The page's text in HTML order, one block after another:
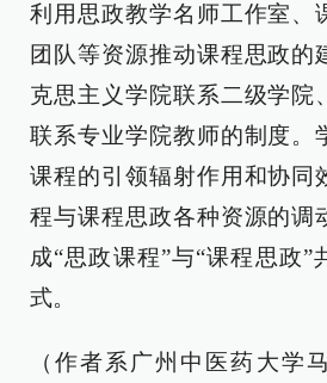
利用思政教学名师工作室、
团队等资源推动课程思政的
克思主义学院联系二级学院
联系专业学院教师的制度。
课程的引领辐射作用和协同
程与课程思政各种资源的调
成“思政课程”与“课程思政”
式。
（作者系广州中医药大学